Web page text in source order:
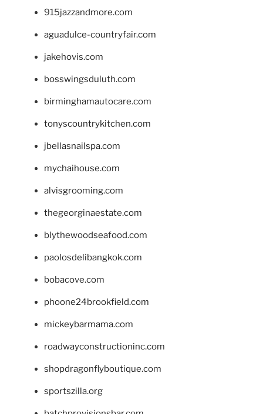
915jazzandmore.com
aguadulce-countryfair.com
jakehovis.com
bosswingsduluth.com
birminghamautocare.com
tonyscountrykitchen.com
jbellasnailspa.com
mychaihouse.com
alvisgrooming.com
thegeorginaestate.com
blythewoodseafood.com
paolosdelibangkok.com
bobacove.com
phoone24brookfield.com
mickeybarmama.com
roadwayconstructioninc.com
shopdragonflyboutique.com
sportszilla.org